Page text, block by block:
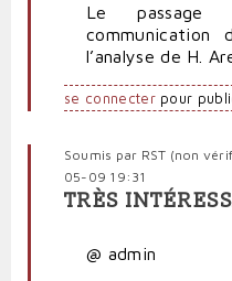
Le
communication
l’analyse de H.
se connecterpour
Soumis par RST (non
05-09 19:31
TRÈS
@ admin